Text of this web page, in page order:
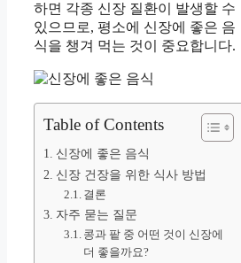
하면 각종 신장 질환이 발생할 수
있으므로, 평소에 신장에 좋은 음
식을 챙겨 먹는 것이 중요합니다.
Table of Contents
신장에 좋은 음식
신장 건장을 위한 식사 방법
결론
자주 묻는 질문
콩과 팥 중 어떤 것이 신장에
더 좋을까요?